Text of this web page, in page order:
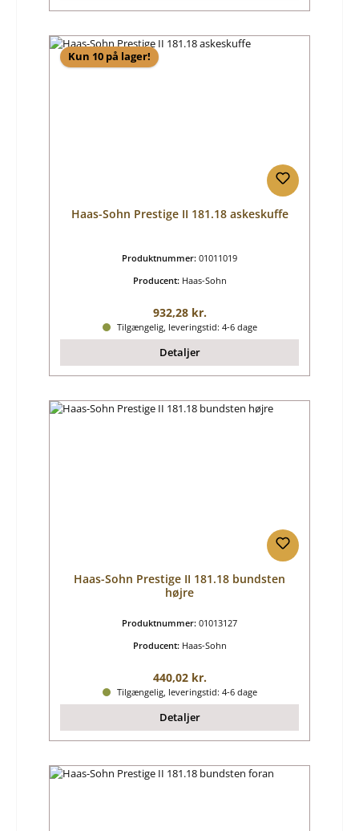
Kun 10 på lager!
Haas-Sohn Prestige II 181.18 askeskuffe
Produktnummer: 01011019
Producent: Haas-Sohn
Almindelig pris:
932,28 kr.
Tilgængelig, leveringstid: 4-6 dage
Detaljer
Haas-Sohn Prestige II 181.18 bundsten
højre
Produktnummer: 01013127
Producent: Haas-Sohn
Almindelig pris:
440,02 kr.
Tilgængelig, leveringstid: 4-6 dage
Detaljer